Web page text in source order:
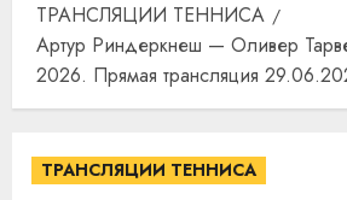
ТРАНСЛЯЦИИ ТЕННИСА
Артур Риндеркнеш — Оливер
2026. Прямая трансляция
ТРАНСЛЯЦИИ ТЕННИСА